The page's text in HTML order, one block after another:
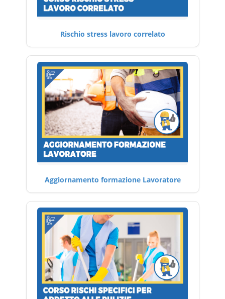
Rischio stress lavoro correlato
Aggiornamento formazione Lavoratore